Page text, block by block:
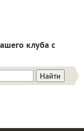
клуба с